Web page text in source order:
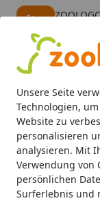
Unsere Seite
Technologien,
Website zu
personalisieren
analysieren. Mit
Verwendung von
persönlichen
Surferlebnis und
Alle Produkte
Mein Konto
Suchen